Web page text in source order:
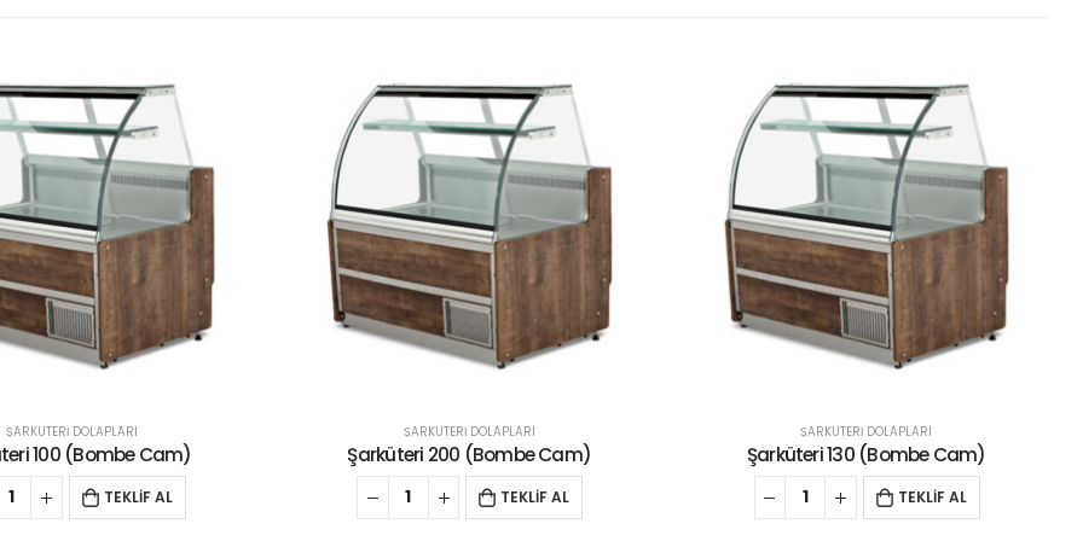
ŞARKÜTERİ DOLAPLARI
200 (Bombe Cam)
TEKLİF AL
ŞARKÜTERİ DOLAPLARI
Şarküteri 130 (Bombe Cam)
TEKLİF AL
ŞARKÜTERİ DOLAPLARI
Şarküteri 160 (Düz Cam)
TEKLİF AL